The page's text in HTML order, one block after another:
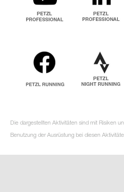
Die dargestellten Aktivitäten sind mit Risiken
Benutzung der Ausrüstung bei diesen